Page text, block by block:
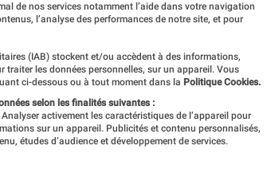
de nos services notamment l’aide dans votre navigation
l’analyse des performances de notre site, et pour
(IAB) stockent et/ou accèdent à des informations,
les données personnelles, sur un appareil. Vous
ci-dessous ou à tout moment dans la Politique Cookies.
selon les finalités suivantes :
activement les caractéristiques de l’appareil pour
sur un appareil. Publicités et contenu personnalisés,
études d’audience et développement de services.